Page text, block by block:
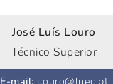
José Luís Louro
Técnico Superior